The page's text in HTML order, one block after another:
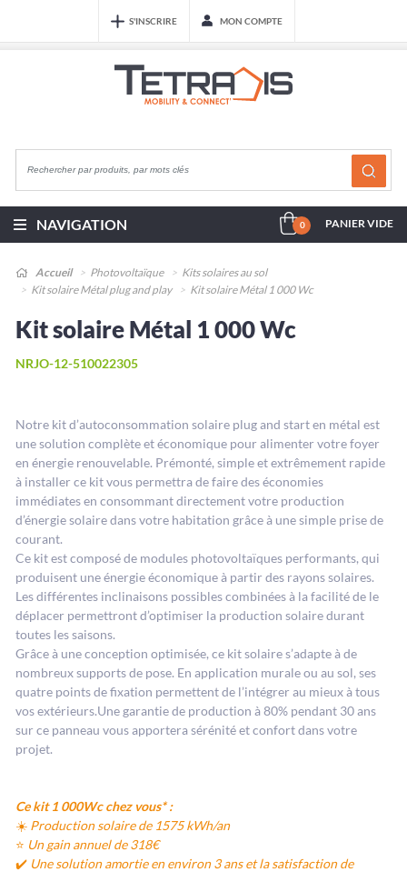
S'INSCRIRE MON COMPTE
NAVIGATION 0 PANIER VIDE
Accueil Photovoltaïque
Kits solaires au sol
Kit solaire Métal plug and play
Kit solaire Métal 1 000 Wc
Kit solaire Métal 1 000 Wc
NRJO-12-510022305
Notre kit d’autoconsommation solaire plug and start en métal est
une solution complète et économique pour alimenter votre foyer
en énergie renouvelable. Prémonté, simple et extrêmement rapide
à installer ce kit vous permettra de faire des économies
immédiates en consommant directement votre production
d’énergie solaire dans votre habitation grâce à une simple prise de
courant.
Ce kit est composé de modules photovoltaïques performants, qui
produisent une énergie économique à partir des rayons solaires.
Les différentes inclinaisons possibles combinées à la facilité de le
déplacer permettront d’optimiser la production solaire durant
toutes les saisons.
Grâce à une conception optimisée, ce kit solaire s’adapte à de
nombreux supports de pose. En application murale ou au sol, ses
quatre points de fixation permettent de l’intégrer au mieux à tous
vos extérieurs.Une garantie de production à 80% pendant 30 ans
sur ce panneau vous apportera sérénité et confort dans votre
projet.
Ce kit 1 000Wc chez vous* :
☀️ Production solaire de 1575 kWh/an
⭐ Un gain annuel de 318€
✔️ Une solution amortie en environ 3 ans et la satisfaction de